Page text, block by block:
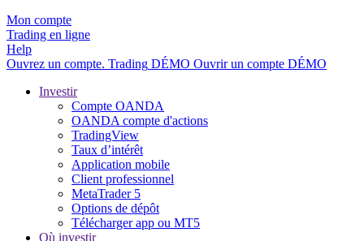
Mon compte
Trading en ligne
Help
Ouvrez un compte. Trading DÉMO Ouvrir un compte DÉMO
Investir
Compte OANDA
OANDA compte d'actions
TradingView
Taux d’intérêt
Application mobile
Client professionnel
MetaTrader 5
Options de dépôt
Télécharger app ou MT5
Où investir